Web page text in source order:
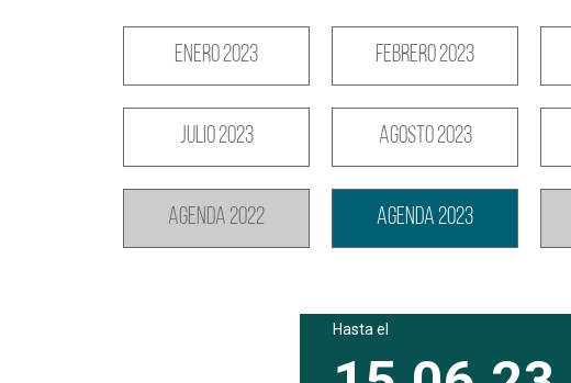
Enero 2023 Febrero 2023
Julio 2023 Agosto 2023
Agenda 2022 Agenda 2023
Hasta el